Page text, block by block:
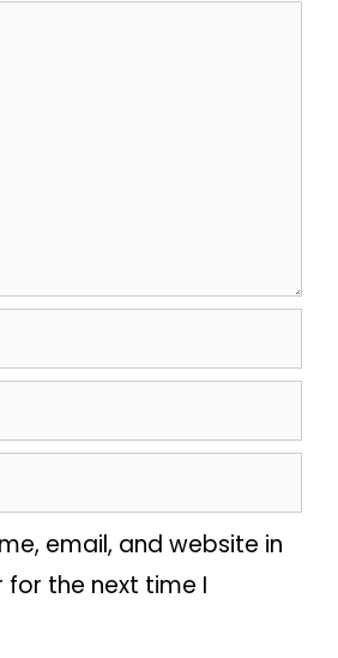
email, and website in
for the next time I